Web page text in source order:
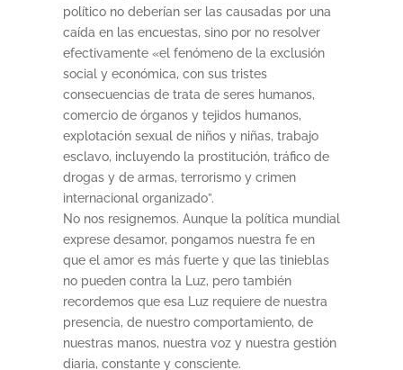
político no deberían ser las causadas por una
caída en las encuestas, sino por no resolver
efectivamente «el fenómeno de la exclusión
social y económica, con sus tristes
consecuencias de trata de seres humanos,
comercio de órganos y tejidos humanos,
explotación sexual de niños y niñas, trabajo
esclavo, incluyendo la prostitución, tráfico de
drogas y de armas, terrorismo y crimen
internacional organizado”.
No nos resignemos. Aunque la política mundial
exprese desamor, pongamos nuestra fe en
que el amor es más fuerte y que las tinieblas
no pueden contra la Luz, pero también
recordemos que esa Luz requiere de nuestra
presencia, de nuestro comportamiento, de
nuestras manos, nuestra voz y nuestra gestión
diaria, constante y consciente.